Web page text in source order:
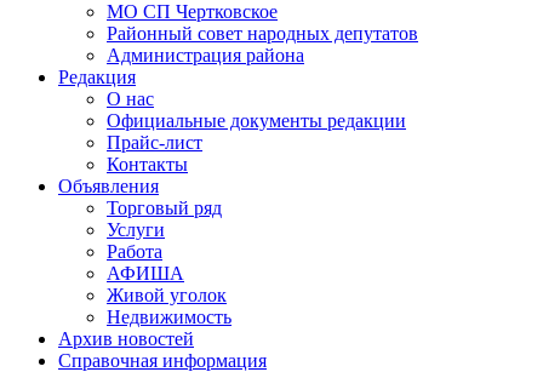
МО СП Чертковское
Районный совет народных депутатов
Администрация района
Редакция
О нас
Официальные документы редакции
Прайс-лист
Контакты
Объявления
Торговый ряд
Услуги
Работа
АФИША
Живой уголок
Недвижимость
Архив новостей
Справочная информация